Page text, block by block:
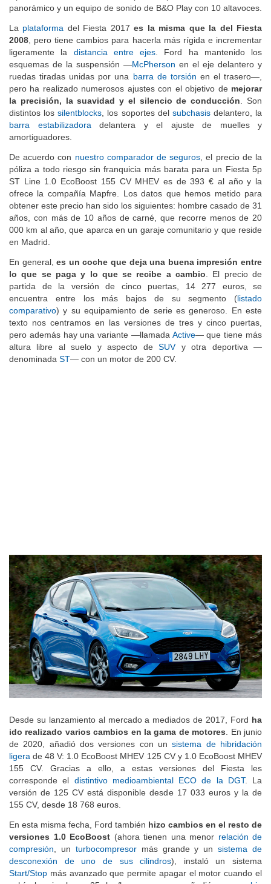
En general,es un coche que deja una buena impresión entre
lo que se paga y lo que se recibe a cambio. El precio de
partida de la versión de cinco puertas, 14 277 euros, se
encuentra entre los más bajos de su segmento (listado
comparativo) y su equipamiento de serie es generoso. En este
texto nos centramos en las versiones de tres y cinco puertas,
pero además hay una variante —llamadaActive— que tiene más
altura libre al suelo y aspecto deSUV
Desde su lanzamiento al mercado a mediados de 2017, Fordha
ido realizado varios cambios en la gama de motores. En junio
de 2020, añadió dos versiones con unsistema de hibridación
ligera de 48 V: 1.0 EcoBoost MHEV 125 CV y 1.0 EcoBoost MHEV
155 CV. Gracias a ello, a estas versiones del Fiesta les
corresponde eldistintivo medioambiental ECO de la DGT. La
versión de 125 CV está disponible desde 17 033 euros y la de
En esta misma fecha, Ford tambiénhizo cambios en el resto de
versiones 1.0 EcoBoost(ahora tienen una menorrelación de
compresión, un turbocompresor más grande y unsistema de
desconexión de uno de sus cilindros), instaló un sistema
Opcionalmente también se puede pedir un techo solar
Laplataformadel Fiesta 2017es la misma que la del Fiesta
2008, pero tiene cambios para hacerla más rígida e incrementar
ligeramente la distancia entre ejes. Ford ha mantenido los
esquemas de la suspensión — McPhersonen el eje delantero y
ruedas tiradas unidas por unabarra de torsiónen el trasero—,
pero ha realizado numerosos ajustes con el objetivo demejorar
la precisión, la suavidad y el silencio de conducción. Son
distintos lossilentblocks, los soportes delsubchasisdelantero, la
barra estabilizadora
De acuerdo connuestro comparador de seguros, el precio de la
póliza a todo riesgo sin franquicia más barata para un Fiesta 5p
ST Line 1.0 EcoBoost 155 CV MHEV es de 393 € al año y la
ofrece la compañía Mapfre. Los datos que hemos metido para
obtener este precio han sido los siguientes: hombre casado de 31
años, con más de 10 años de carné, que recorre menos de 20
000 km al año, que aparca en un garaje comunitario y que reside